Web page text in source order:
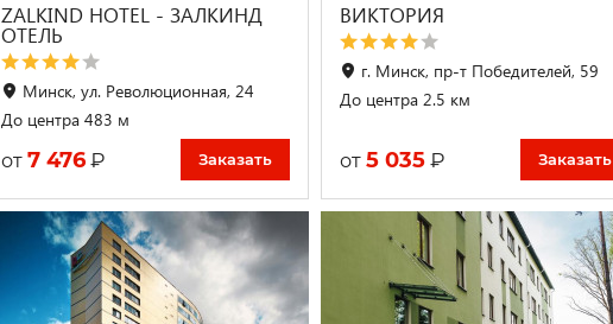
ZALKIND HOTEL - ЗАЛКИНД
ОТЕЛЬ
Минск, ул. Революционная, 24
До центра 483 м
от 7 476 ₽ Заказать
ВИКТОРИЯ
г. Минск, пр-т Победителей, 59
До центра 2.5 км
от5 035 ₽ Заказать